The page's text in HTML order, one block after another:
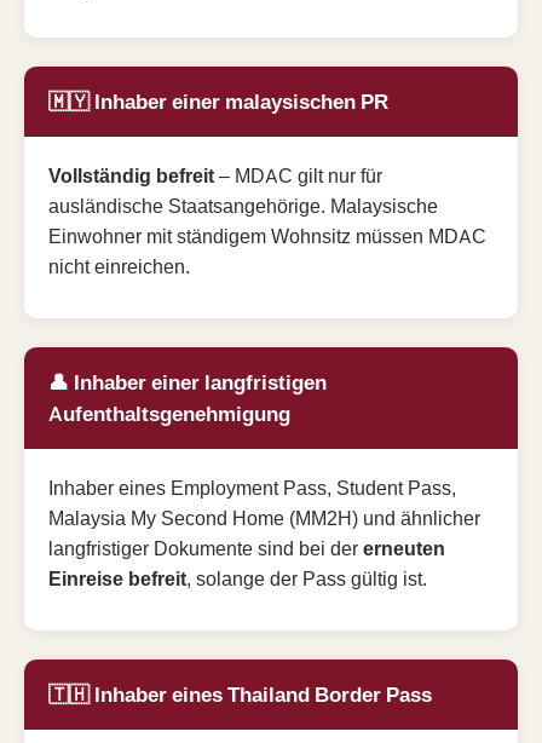
🇲🇾 Inhaber einer malaysischen PR
Vollständig befreit– MDAC gilt nur für
ausländische Staatsangehörige. Malaysische
Einwohner mit ständigem Wohnsitz müssen MDAC
nicht einreichen.
👤 Inhaber einer langfristigen
Aufenthaltsgenehmigung
Inhaber eines Employment Pass, Student Pass,
Malaysia My Second Home (MM2H) und ähnlicher
langfristiger Dokumente sind bei dererneuten
Einreise befreit, solange der Pass gültig ist.
🇹🇭 Inhaber eines Thailand Border Pass